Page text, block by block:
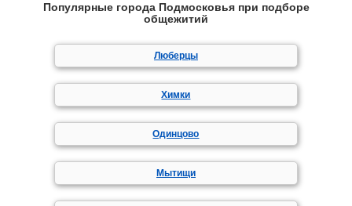
Популярные города Подмосковья при подборе
общежитий
Люберцы
Химки
Одинцово
Мытищи